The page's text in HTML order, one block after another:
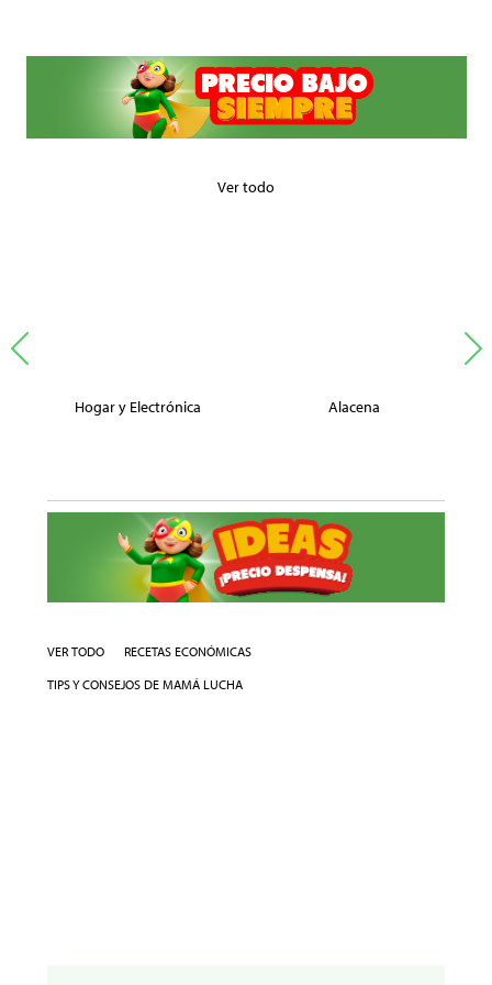
Ver todo
Hogar y Electrónica Alacena
VER TODO
RECETAS ECONÓMICAS
TIPS Y CONSEJOS DE MAMÁ LUCHA